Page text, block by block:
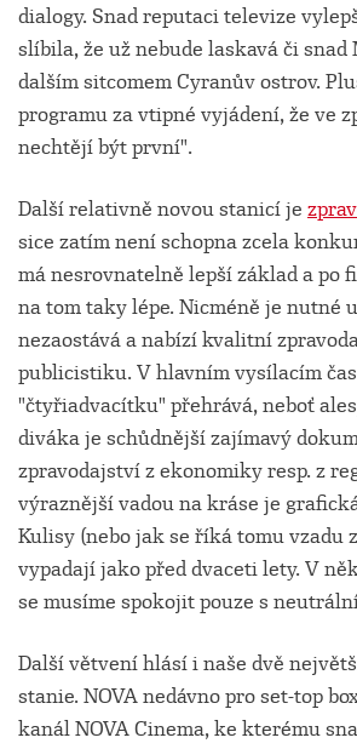
dialogy. Snad reputaci televize
slíbila, že už nebude laskavá či snad
dalším sitcomem Cyranův ostrov.
programu za vtipné vyjádení, že ve
nechtějí být první".
Další relativně novou stanicí je
sice zatím není schopna zcela
má nesrovnatelně lepší základ a po
na tom taky lépe. Nicméně je nutné
nezaostává a nabízí kvalitní
publicistiku. V hlavním vysílacím
"čtyřiadvacítku" přehrává, neboť
diváka je schůdnější zajímavý
zpravodajství z ekonomiky resp. z
výraznější vadou na kráse je
Kulisy (nebo jak se říká tomu vzadu
vypadají jako před dvaceti lety. V
se musíme spokojit pouze s
Další větvení hlásí i naše dvě
stanie. NOVA nedávno pro set-top
kanál NOVA Cinema, ke kterému